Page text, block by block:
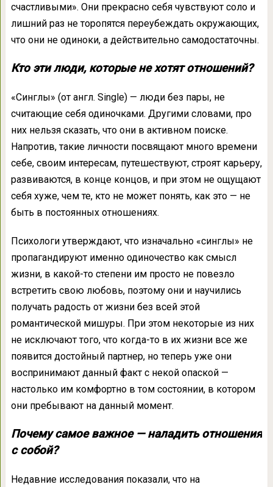
счастливыми». Они прекрасно себя чувствуют соло и
лишний раз не торопятся переубеждать окружающих,
что они не одиноки, а действительно самодостаточны.
Кто эти люди, которые не хотят отношений?
«Синглы» (от англ. Single) — люди без пары, не
считающие себя одиночками. Другими словами, про
них нельзя сказать, что они в активном поиске.
Напротив, такие личности посвящают много времени
себе, своим интересам, путешествуют, строят карьеру,
развиваются, в конце концов, и при этом не ощущают
себя хуже, чем те, кто не может понять, как это — не
быть в постоянных отношениях.
Психологи утверждают, что изначально «синглы» не
пропагандируют именно одиночество как смысл
жизни, в какой-то степени им просто не повезло
встретить свою любовь, поэтому они и научились
получать радость от жизни без всей этой
романтической мишуры. При этом некоторые из них
не исключают того, что когда-то в их жизни все же
появится достойный партнер, но теперь уже они
воспринимают данный факт с некой опаской —
настолько им комфортно в том состоянии, в котором
они пребывают на данный момент.
Почему самое важное — наладить отношения
с собой?
Недавние исследования показали, что на